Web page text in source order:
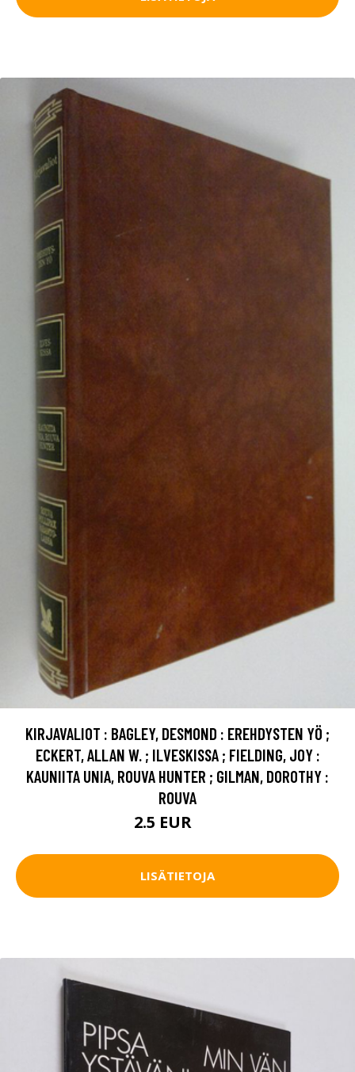
KIRJAVALIOT : BAGLEY, DESMOND : EREHDYSTEN YÖ ;
ECKERT, ALLAN W. ; ILVESKISSA ; FIELDING, JOY :
KAUNIITA UNIA, ROUVA HUNTER ; GILMAN, DOROTHY :
ROUVA
2.5 EUR
LISÄTIETOJA